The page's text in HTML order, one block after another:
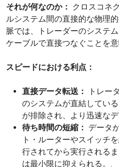
それが何なのか：
クロスコネ
ルシステム間の直接的な物理
脈では、トレーダーのシステ
ケーブルで直接つなぐことを
スピードにおける利点：
直接データ転送：
トレー
のシステムが直結してい
が排除され、より迅速な
待ち時間の短縮： データ
ト・ルーターやスイッチ
行されてから実行される
は最小限に抑えられる。.